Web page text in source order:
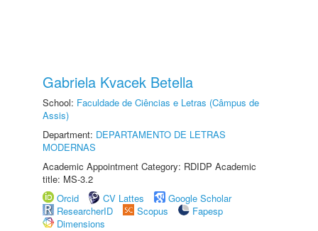
Gabriela Kvacek Betella
School: Faculdade de Ciências e Letras (Câmpus de
Assis)
Department: DEPARTAMENTO DE LETRAS
MODERNAS
Academic Appointment Category: RDIDP Academic
title: MS-3.2
Orcid
CV Lattes
Google Scholar
ResearcherID
Scopus
Fapesp
Dimensions